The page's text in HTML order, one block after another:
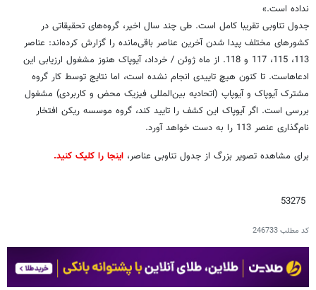
نداده است.»
جدول تناوبی تقریبا کامل است. طی چند سال اخیر، گروه‌های تحقیقاتی در
کشورهای مختلف پیدا شدن آخرین عناصر باقی‌مانده را گزارش کرده‌اند: عناصر
113، 115، 117 و 118. از ماه ژوئن / خرداد، آیوپاک هنوز مشغول ارزیابی این
ادعاهاست. تا کنون هیچ تاییدی انجام نشده است، اما نتایج توسط کار گروه
مشترک آیوپاک و آیوپاپ (اتحادیه بین‌المللی فیزیک محض و کاربردی) مشغول
بررسی است. اگر آیوپاک این کشف را تایید کند، گروه موسسه ریکن افتخار
نام‌گذاری عنصر 113 را به دست خواهد آورد.
برای مشاهده تصویر بزرگ از جدول تناوبی عناصر، اینجا را کلیک کنید.
کد مطلب246733